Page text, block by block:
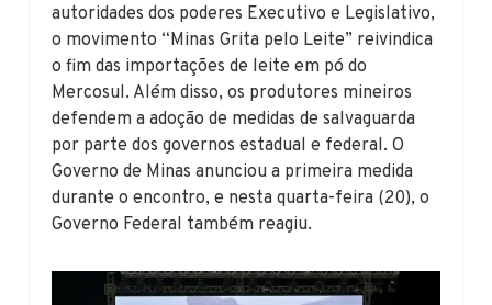
autoridades dos poderes Executivo e Legislativo,
o movimento “Minas Grita pelo Leite” reivindica
o fim das importações de leite em pó do
Mercosul. Além disso, os produtores mineiros
defendem a adoção de medidas de salvaguarda
por parte dos governos estadual e federal. O
Governo de Minas anunciou a primeira medida
durante o encontro, e nesta quarta-feira (20), o
Governo Federal também reagiu.